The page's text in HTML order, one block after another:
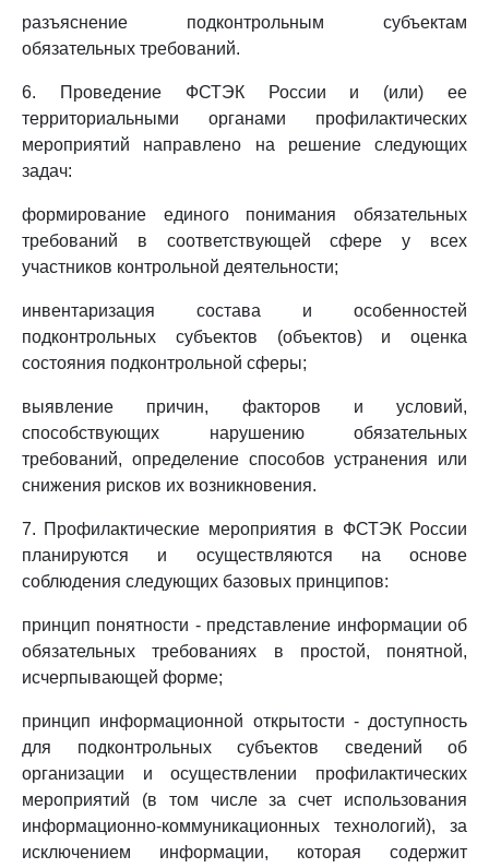
разъяснение подконтрольным субъектам
обязательных требований.
6. Проведение ФСТЭК России и (или) ее
территориальными органами профилактических
мероприятий направлено на решение следующих
задач:
формирование единого понимания обязательных
требований в соответствующей сфере у всех
участников контрольной деятельности;
инвентаризация состава и особенностей
подконтрольных субъектов (объектов) и оценка
состояния подконтрольной сферы;
выявление причин, факторов и условий,
способствующих нарушению обязательных
требований, определение способов устранения или
снижения рисков их возникновения.
7. Профилактические мероприятия в ФСТЭК России
планируются и осуществляются на основе
соблюдения следующих базовых принципов:
принцип понятности - представление информации об
обязательных требованиях в простой, понятной,
исчерпывающей форме;
принцип информационной открытости - доступность
для подконтрольных субъектов сведений об
организации и осуществлении профилактических
мероприятий (в том числе за счет использования
информационно-коммуникационных технологий), за
исключением информации, которая содержит